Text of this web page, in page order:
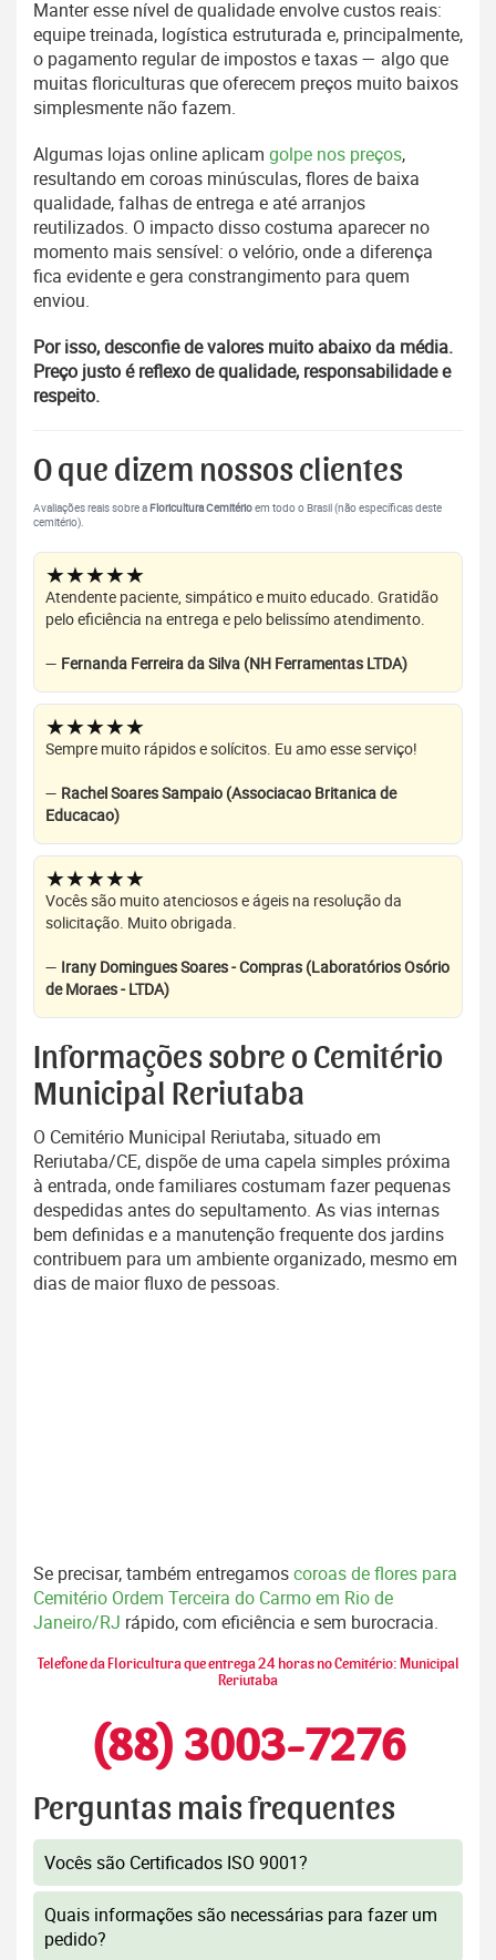
Manter esse nível de qualidade envolve custos reais:
equipe treinada, logística estruturada e, principalmente,
o pagamento regular de impostos e taxas — algo que
muitas floriculturas que oferecem preços muito baixos
simplesmente não fazem.
Algumas lojas online aplicam golpe nos preços,
resultando em coroas minúsculas, flores de baixa
qualidade, falhas de entrega e até arranjos
reutilizados. O impacto disso costuma aparecer no
momento mais sensível: o velório, onde a diferença
fica evidente e gera constrangimento para quem
enviou.
Por isso, desconfie de valores muito abaixo da média.
Preço justo é reflexo de qualidade, responsabilidade e
respeito.
O que dizem nossos clientes
Avaliações reais sobre a Floricultura Cemitérioem todo o Brasil (não específicas deste
cemitério).
★★★★★
Atendente paciente, simpático e muito educado. Gratidão
pelo eficiência na entrega e pelo belissímo atendimento.
— Fernanda Ferreira da Silva (NH Ferramentas LTDA)
★★★★★
Sempre muito rápidos e solícitos. Eu amo esse serviço!
— Rachel Soares Sampaio (Associacao Britanica de
Educacao)
★★★★★
Vocês são muito atenciosos e ágeis na resolução da
solicitação. Muito obrigada.
— Irany Domingues Soares - Compras (Laboratórios Osório
de Moraes - LTDA)
Informações sobre o Cemitério
Municipal Reriutaba
O Cemitério Municipal Reriutaba, situado em
Reriutaba/CE, dispõe de uma capela simples próxima
à entrada, onde familiares costumam fazer pequenas
despedidas antes do sepultamento. As vias internas
bem definidas e a manutenção frequente dos jardins
contribuem para um ambiente organizado, mesmo em
dias de maior fluxo de pessoas.
Se precisar, também entregamoscoroas de flores para
Cemitério Ordem Terceira do Carmo em Rio de
Janeiro/RJ rápido, com eficiência e sem burocracia.
Telefone da Floricultura que entrega 24 horas no Cemitério: Municipal
Reriutaba
(88) 3003-7276
Perguntas mais frequentes
Vocês são Certificados ISO 9001?
Quais informações são necessárias para fazer um
pedido?